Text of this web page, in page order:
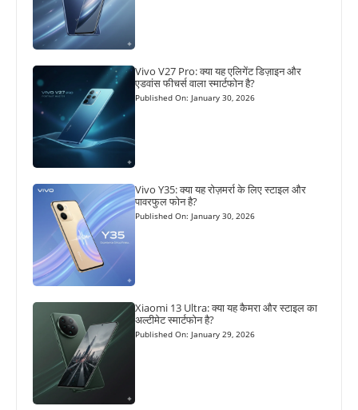
Vivo V27 Pro: क्या यह एलिगेंट डिज़ाइन और
एडवांस फीचर्स वाला स्मार्टफोन है?
Published On: January 30, 2026
Vivo Y35: क्या यह रोज़मर्रा के लिए स्टाइल और
पावरफुल फोन है?
Published On: January 30, 2026
Xiaomi 13 Ultra: क्या यह कैमरा और स्टाइल का
अल्टीमेट स्मार्टफोन है?
Published On: January 29, 2026